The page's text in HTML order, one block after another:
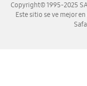
Copyright© 1995-2025
Este sitio se ve mejor